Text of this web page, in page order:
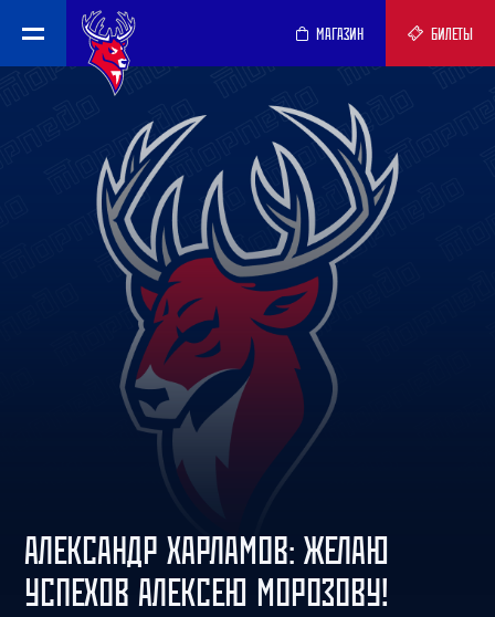
МАГАЗИН БИЛЕТЫ
АЛЕКСАНДР ХАРЛАМОВ: ЖЕЛАЮ
УСПЕХОВ АЛЕКСЕЮ МОРОЗОВУ!